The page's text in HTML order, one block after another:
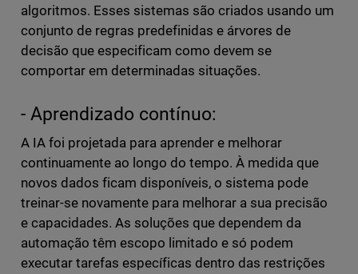
algoritmos. Esses sistemas são criados usando um
conjunto de regras predefinidas e árvores de
decisão que especificam como devem se
comportar em determinadas situações.
- Aprendizado contínuo:
A IA foi projetada para aprender e melhorar
continuamente ao longo do tempo. À medida que
novos dados ficam disponíveis, o sistema pode
treinar-se novamente para melhorar a sua precisão
e capacidades. As soluções que dependem da
automação têm escopo limitado e só podem
executar tarefas específicas dentro das restrições